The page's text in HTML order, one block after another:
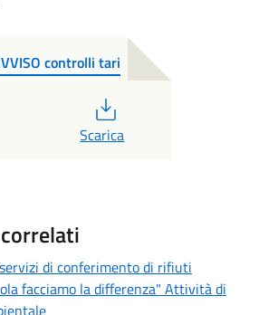
controlli tari
Scarica
di conferimento di rifiuti
facciamo la differenza" Attività di